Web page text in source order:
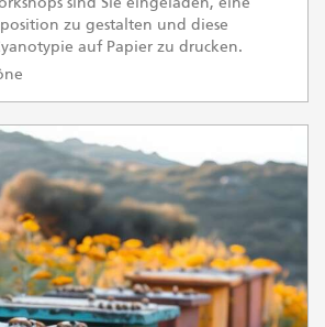
zu gestalten und diese
auf Papier zu drucken.